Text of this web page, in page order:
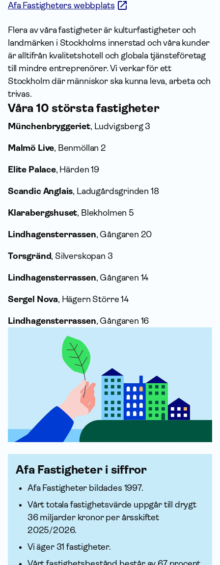
Afa Fastigheters webbplats
Flera av våra fastigheter är kulturfastigheter och
landmärken i Stockholms innerstad och våra kunder
är alltifrån kvalitetshotell och globala tjänsteföretag
till mindre entreprenörer. Vi verkar för ett
Stockholm där människor ska kunna leva, arbeta och
trivas.
Våra 10 största fastigheter
Münchenbryggeriet, Ludvigsberg 3
Malmö Live, Benmöllan 2
Elite Palace, Härden 19
Scandic Anglais, Ladugårdsgrinden 18
Klarabergshuset, Blekholmen 5
Lindhagensterrassen, Gångaren 20
Torsgränd, Silverskopan 3
Lindhagensterrassen, Gångaren 14
Sergel Nova, Hägern Större 14
Lindhagensterrassen, Gångaren 16
Afa Fastigheter i siffror
Afa Fastigheter bildades 1997.
Vårt totala fastighetsvärde uppgår till drygt
36 miljarder kronor per årsskiftet
2025/2026.
Vi äger 31 fastigheter.